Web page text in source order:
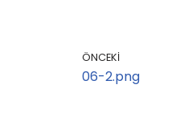
ÖNCEKI
06-2.png